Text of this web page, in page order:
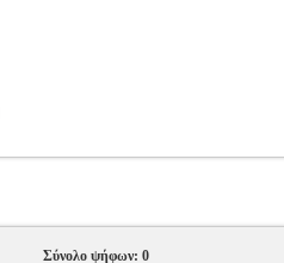
Σύνολο ψήφων: 0